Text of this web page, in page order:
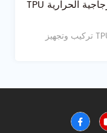
TPU طويلة الألياف الزجاجية الحرارية urethanes tpu